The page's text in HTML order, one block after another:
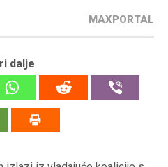
MAXPORTAL
dalje